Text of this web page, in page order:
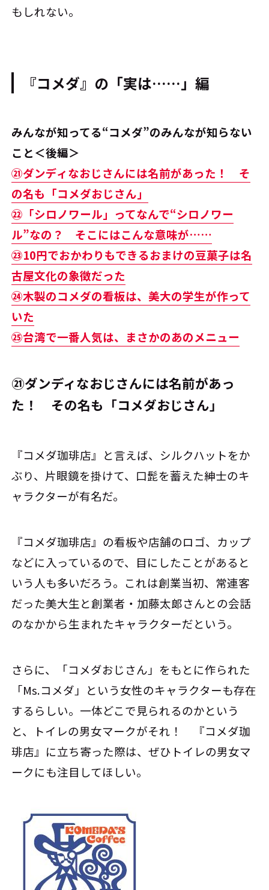
もしれない。
『コメダ』の「実は……」編
みんなが知ってる“コメダ”のみんなが知らない
こと＜後編＞
㉑ダンディなおじさんには名前があった！ そ
の名も「コメダおじさん」
㉒「シロノワール」ってなんで“シロノワー
ル”なの？ そこにはこんな意味が……
㉓10円でおかわりもできるおまけの豆菓子は名
古屋文化の象徴だった
㉔木製のコメダの看板は、美大の学生が作って
いた
㉕台湾で一番人気は、まさかのあのメニュー
㉑ダンディなおじさんには名前があっ
た！ その名も「コメダおじさん」
『コメダ珈琲店』と言えば、シルクハットをか
ぶり、片眼鏡を掛けて、口髭を蓄えた紳士のキ
ャラクターが有名だ。
『コメダ珈琲店』の看板や店舗のロゴ、カップ
などに入っているので、目にしたことがあると
いう人も多いだろう。これは創業当初、常連客
だった美大生と創業者・加藤太郞さんとの会話
のなかから生まれたキャラクターだという。
さらに、「コメダおじさん」をもとに作られた
「Ms.コメダ」という女性のキャラクターも存在
するらしい。一体どこで見られるのかという
と、トイレの男女マークがそれ！ 『コメダ珈
琲店』に立ち寄った際は、ぜひトイレの男女マ
ークにも注目してほしい。